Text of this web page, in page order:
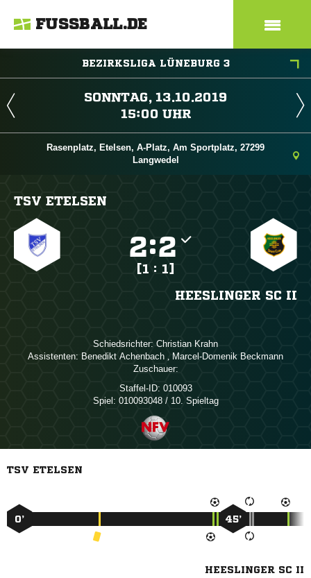
FUSSBALL.DE
BEZIRKSLIGA LÜNEBURG 3
 
 
Rasenplatz, Etelsen, A-Platz, Am Sportplatz, 27299
Langwedel
TSV ETELSEN
:
[1 : 1]
HEESLINGER SC II
Schiedsrichter:  
Assistenten:   ,  
Zuschauer:
Staffel-ID: 010093
Spiel: 010093048 / 10. Spieltag
TSV ETELSEN
0’ 45’
HEESLINGER SC II